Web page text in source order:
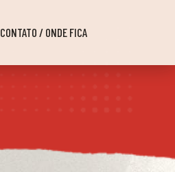
CONTATO / ONDE FICA